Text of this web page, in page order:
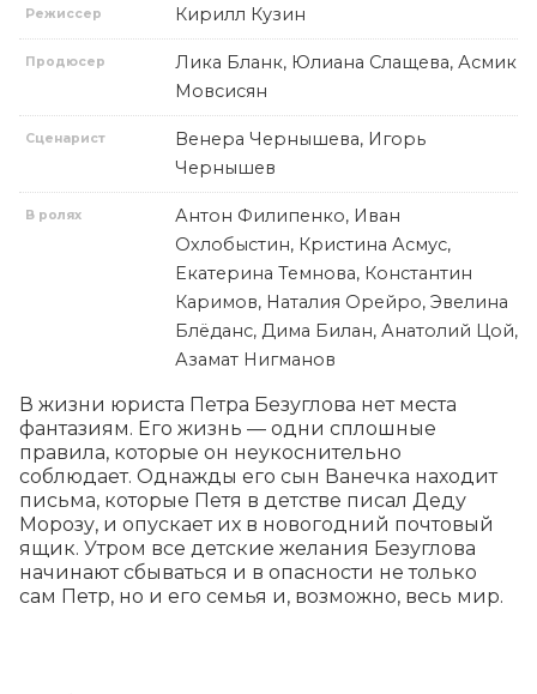
Режиссер Кирилл Кузин
Продюсер
Лика Бланк, Юлиана Слащева, Асмик
Мовсисян
Сценарист
Венера Чернышева, Игорь
Чернышев
В ролях
Антон Филипенко, Иван
Охлобыстин, Кристина Асмус,
Екатерина Темнова, Константин
Каримов, Наталия Орейро, Эвелина
Блёданс, Дима Билан, Анатолий Цой,
Азамат Нигманов
В жизни юриста Петра Безуглова нет места
фантазиям. Его жизнь — одни сплошные
правила, которые он неукоснительно
соблюдает. Однажды его сын Ванечка находит
письма, которые Петя в детстве писал Деду
Морозу, и опускает их в новогодний почтовый
ящик. Утром все детские желания Безуглова
начинают сбываться и в опасности не только
сам Петр, но и его семья и, возможно, весь мир.